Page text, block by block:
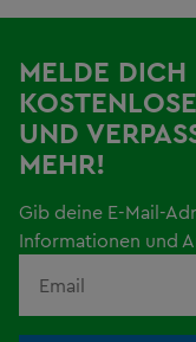
MELDE DICH
UND
MEHR!
Gib deine E-Mail-
Informationen und